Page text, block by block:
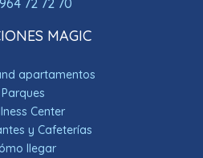
72 72 70
MAGIC
apartamentos
Parques
Center
y Cafeterías
llegar